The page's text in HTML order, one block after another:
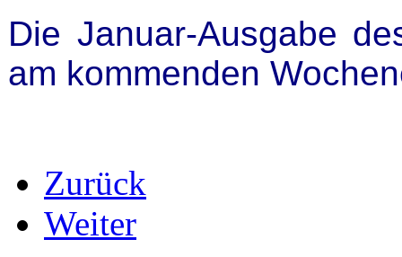
Die Januar-Ausgabe
am kommenden
Zurück
Weiter